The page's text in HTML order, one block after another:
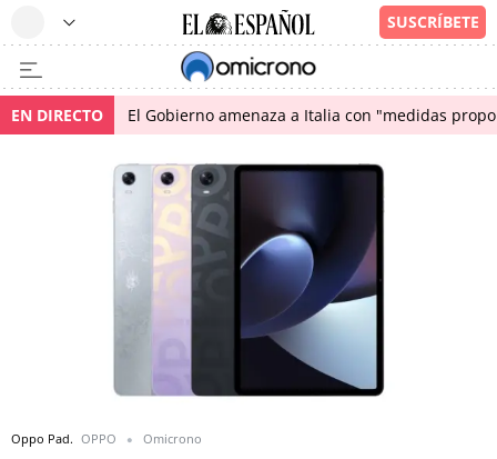
EN DIRECTO El Gobierno amenaza a Italia con "medidas
Oppo Pad. OPPO Omicrono